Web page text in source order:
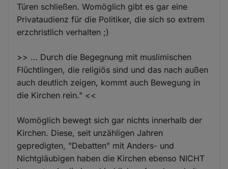
Türen schließen. Womöglich gibt es gar eine
Privataudienz für die Politiker, die sich so extrem
erzchristlich verhalten ;)
>> … Durch die Begegnung mit muslimischen
Flüchtlingen, die religiös sind und das nach außen
auch deutlich zeigen, kommt auch Bewegung in
die Kirchen rein." <<
Womöglich bewegt sich gar nichts innerhalb der
Kirchen. Diese, seit unzähligen Jahren
gepredigten, "Debatten" mit Anders- und
Nichtgläubigen haben die Kirchen ebenso NICHT